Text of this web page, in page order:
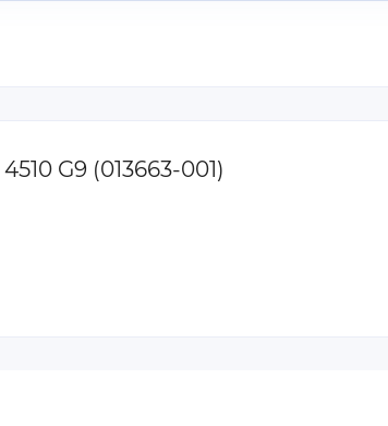
G9 (013663-001)